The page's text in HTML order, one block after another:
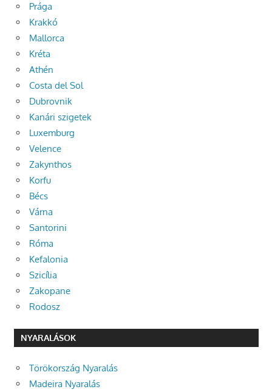
Prága
Krakkó
Mallorca
Kréta
Athén
Costa del Sol
Dubrovnik
Kanári szigetek
Luxemburg
Velence
Zakynthos
Korfu
Bécs
Várna
Santorini
Róma
Kefalonia
Szicília
Zakopane
Rodosz
NYARALÁSOK
Törökország Nyaralás
Madeira Nyaralás